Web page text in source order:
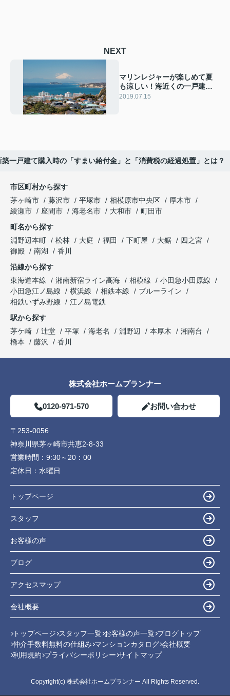
NEXT
マリンレジャーが楽しめて夏
も涼しい！海近くの一戸建て
に住むメリット
2019.07.15
築一戸建て購入時の「すまい給付金」と「消費税の経過処置」とは？
市区町村から探す
茅ヶ崎市
藤沢市 平塚市 相模原市中央区
厚木市
綾瀬市
座間市 海老名市 大和市
町田市
町名から探す
淵野辺本町
松林 大庭 福田 下町屋 大鋸
四之宮
御殿
南湖
香川
沿線から探す
東海道本線
湘南新宿ライン高海 相模線
小田急小田原線
小田急江ノ島線
横浜線 相鉄本線
ブルーライン
相鉄いずみ野線
江ノ島電鉄
駅から探す
茅ケ崎
辻堂 平塚 海老名 淵野辺 本厚木
湘南台
橋本
藤沢 香川
株式会社ホームプランナー
0120-971-570 お問い合わせ
〒253-0056
神奈川県茅ヶ崎市共恵2-8-33
営業時間： 9:30～20：00
定休日： 水曜日
トップページ
スタッフ
お客様の声
ブログ
アクセスマップ
会社概要
トップページ スタッフ一覧 お客様の声一覧 ブログトップ
仲介手数料無料の仕組み マンションカタログ 会社概要
利用規約 プライバシーポリシー サイトマップ
Copyright(c) 株式会社ホームプランナー All Rights Reserved.